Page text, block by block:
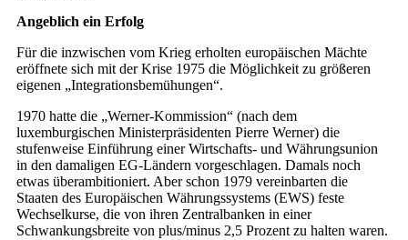
Angeblich ein Erfolg
Für die inzwischen vom Krieg erholten europäischen Mächte
eröffnete sich mit der Krise 1975 die Möglichkeit zu größeren
eigenen „Integrationsbemühungen“.
1970 hatte die „Werner-Kommission“ (nach dem
luxemburgischen Ministerpräsidenten Pierre Werner) die
stufenweise Einführung einer Wirtschafts- und Währungsunion
in den damaligen EG-Ländern vorgeschlagen. Damals noch
etwas überambitioniert. Aber schon 1979 vereinbarten die
Staaten des Europäischen Währungssystems (EWS) feste
Wechselkurse, die von ihren Zentralbanken in einer
Schwankungsbreite von plus/minus 2,5 Prozent zu halten waren.